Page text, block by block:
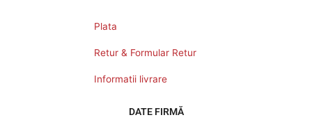
Plata
Retur & Formular Retur
Informatii livrare
DATE FIRMĂ